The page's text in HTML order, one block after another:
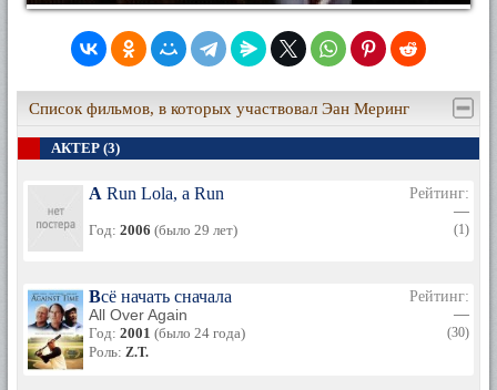
Список фильмов, в которых участвовал Эан Меринг
АКТЕР (3)
A Run Lola, a Run
Год: 2006 (было 29 лет)
Рейтинг:
—
(1)
Всё начать сначала
All Over Again
Год: 2001 (было 24 года)
Роль: Z.T.
Рейтинг:
—
(30)